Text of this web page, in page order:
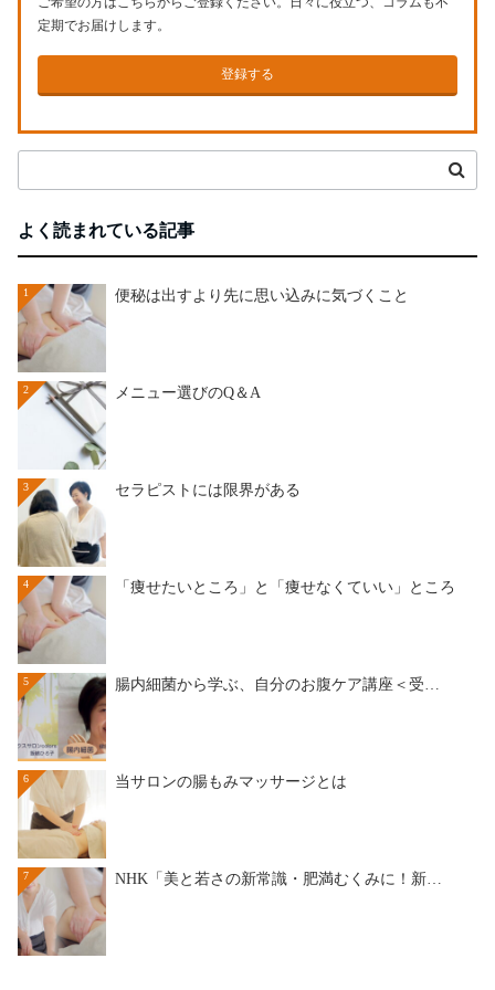
定期でお届けします。
登録する
よく読まれている記事
1 便秘は出すより先に思い込みに気づくこと
2 メニュー選びのQ＆A
3 セラピストには限界がある
4 「痩せたいところ」と「痩せなくていい」ところ
5 腸内細菌から学ぶ、自分のお腹ケア講座＜受…
6 当サロンの腸もみマッサージとは
7 NHK「美と若さの新常識・肥満むくみに！新…